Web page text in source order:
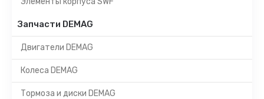
Запчасти DEMAG
Двигатели DEMAG
Колеса DEMAG
Тормоза и диски DEMAG